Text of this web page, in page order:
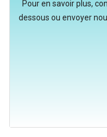
Pour en savoir plus,
dessous ou envoyer